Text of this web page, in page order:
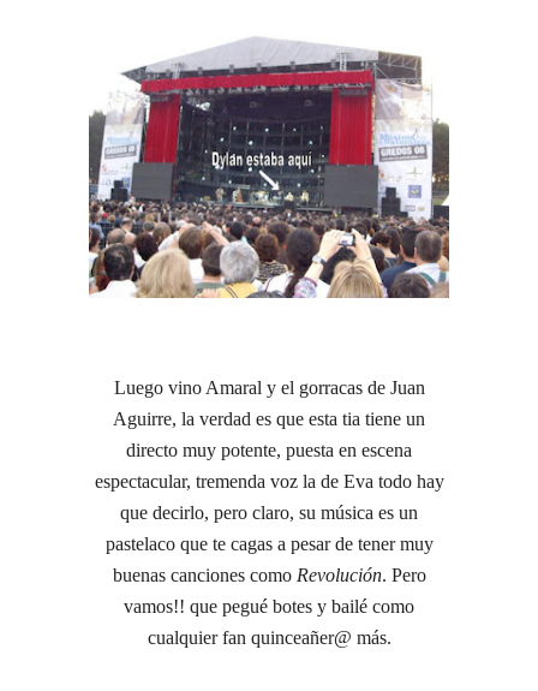
Luego vino Amaral y el gorracas de Juan
Aguirre, la verdad es que esta tia tiene un
directo muy potente, puesta en escena
espectacular, tremenda voz la de Eva todo hay
que decirlo, pero claro, su música es un
pastelaco que te cagas a pesar de tener muy
buenas canciones como Revolución. Pero
vamos!! que pegué botes y bailé como
cualquier fan quinceañer@ más.